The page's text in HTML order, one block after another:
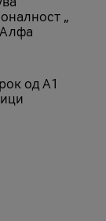
„
Алфа
од А1